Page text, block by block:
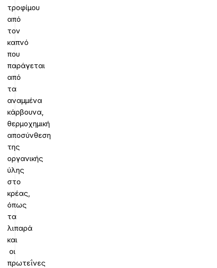
τροφίμου
από
τον
καπνό
που
παράγεται
από
τα
αναμμένα
κάρβουνα,
θερμοχημική
αποσύνθεση
της
οργανικής
ύλης
στο
κρέας,
όπως
τα
λιπαρά
και
οι
πρωτεΐνες